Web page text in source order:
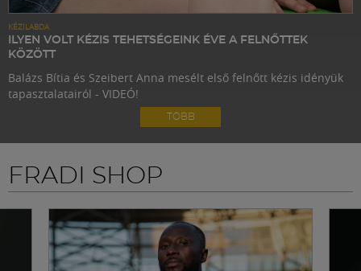
KÉZILABDA
ILYEN VOLT KÉZIS TEHETSÉGEINK ÉVE A FELNŐTTEK
KÖZÖTT
Balázs Bítia és Szeibert Anna mesélt első felnőtt kézis idényük
tapasztalatairól - VIDEÓ!
TÖBB
FRADI SHOP